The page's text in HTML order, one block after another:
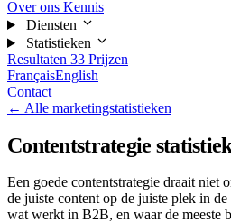
Over ons Kennis
Diensten
Statistieken
Resultaten 33 Prijzen
FrançaisEnglish
Contact
← Alle marketingstatistieken
Contentstrategie
Een goede contentstrategie draait niet
de juiste content op de juiste plek in
wat werkt in B2B, en waar de meeste